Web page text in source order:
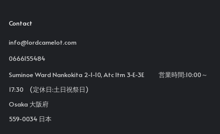
Contact
info@lordcamelot.com
0666155484
Suminoe Ward Nankokita 2-1-10, Atc Itm 3-E-3E 営業時間:10:00～
17:30 (定休日:土日祝祭日)
Osaka 大阪府
559-0034 日本